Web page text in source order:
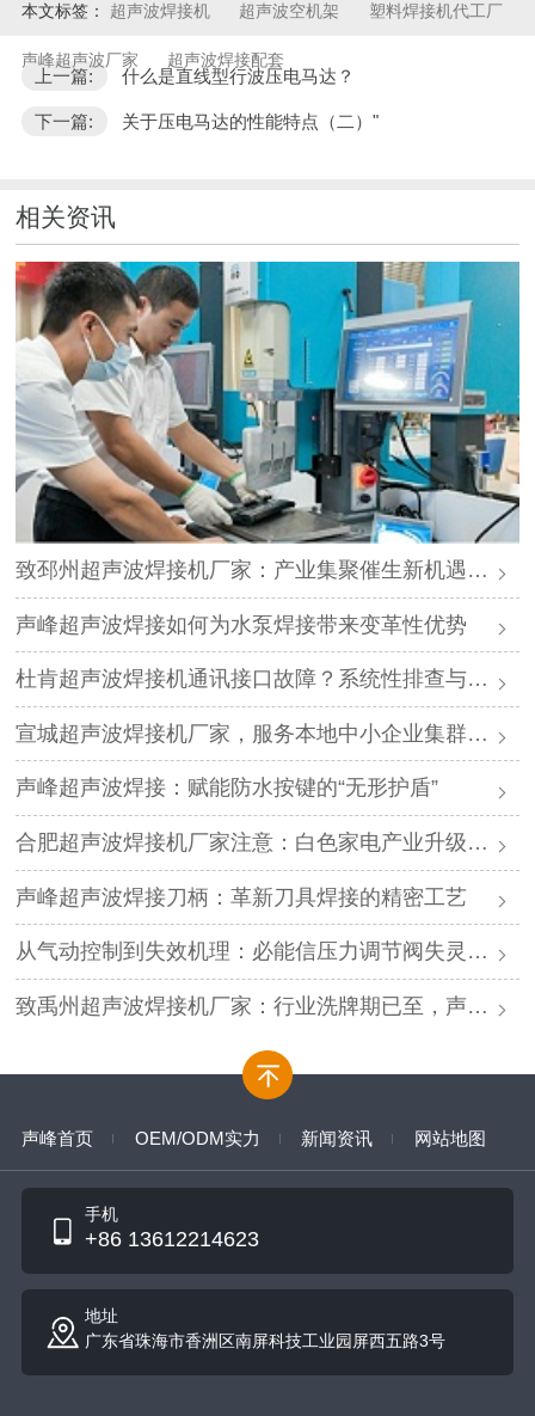
本文标签： 超声波焊接机 超声波空机架 塑料焊接机代工厂
声峰超声波厂家 超声波焊接配套
上一篇: 什么是直线型行波压电马达？
下一篇: 关于压电马达的性能特点（二）"
相关资讯
致邳州超声波焊接机厂家：产业集聚催生新机遇，声峰源头工厂邀您抱团发展
声峰超声波焊接如何为水泵焊接带来变革性优势
杜肯超声波焊接机通讯接口故障？系统性排查与专业解决方案
宣城超声波焊接机厂家，服务本地中小企业集群，声峰ODM贴牌助您轻装上阵
声峰超声波焊接：赋能防水按键的“无形护盾”
合肥超声波焊接机厂家注意：白色家电产业升级，声峰源头工厂诚邀加盟
声峰超声波焊接刀柄：革新刀具焊接的精密工艺
从气动控制到失效机理：必能信压力调节阀失灵的深度解析与专业修复
致禹州超声波焊接机厂家：行业洗牌期已至，声峰源头工厂邀您抱团取暖
声峰首页 OEM/ODM实力 新闻资讯 网站地图
手机
+86 13612214623
地址
广东省珠海市香洲区南屏科技工业园屏西五路3号